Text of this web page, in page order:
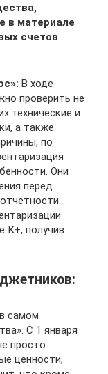
в материале
счетов
В ходе
проверить не
технические и
а также
по
Они
перед
К+, получив
самом
С 1 января
просто
ценности,